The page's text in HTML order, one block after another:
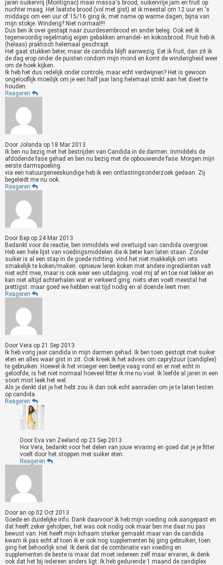
jaren suikervrij (Montignac) maar massa's brood, suikervrije jam en fruit op
nuchter maag. Het laatste brood (vol met gist) at ik meestal om 12 uur en 's
middags om een uur of 15/16 ging ik, met name op warme dagen, bijna van
mijn stokje. Winderig? Niet normaal!!!
Dus ben ik over gestapt naar zuurdesembrood en ander beleg. Ook eet ik
tegenwoordig regelmatig eigen gebakken amandel- en kokosbrood. Fruit heb ik
(helaas) praktisch helemaal geschrapt.
Het gaat stukken beter, maar de candida blijft aanwezig. Eet ik fruit, dan zit ik
de dag erop onder de puisten rondom mijn mond en komt de winderigheid weer
om de hoek kijken.
Ik heb het dus redelijk onder controle, maar echt verdwijnen? Het is gewoon
ongelooflijk moeilijk om je een half jaar lang helemaal strikt aan het dieet te
houden.
Reageren
Door Jolanda op 18 Mar 2013
Ik ben nu bezig met het bestrijden van Candida in de darmen. Inmiddels de
afdodende fase gehad en ben nu bezig met de opbouwende fase. Morgen mijn
eerste darmspoeling.
via een natuurgeneeskundige heb ik een ontlastingsonderzoek gedaan. Zij
begeleidt me nu ook.
Reageren
Door Bep op 24 Mar 2013
Bedankt voor de reactie, ben inmiddels wel overtuigd van candida overgroei.
Heb een hele lijst van voedingsmiddelen die ik beter kan laten staan. Zonder
suiker is al een stap in de goede richting. vind het niet makkelijk om iets
smakelijk te koken/maken. opnieuw leren koken met andere ingrediënten valt
niet echt mee, maar is ook weer een uitdaging. voel mij af en toe niet lekker en
kan niet altijd achterhalen wat er verkeerd ging. niets eten voelt meestal het
prettigst. maar goed we hebben wat tijd nodig en al doende leert men.
Reageren
Door Vera op 21 Sep 2013
Ik heb vorig jaar candida in mijn darmen gehad. Ik ben toen gestopt met suiker
eten en alles waar gist in zit. Ook kreek ik het advies om caprylzuur (candiplex)
te gebruiken. Hoewel ik het vroeger een beetje vaag vond en er niet echt in
geloofde, is het niet normaal hoeveel fitter ik me nu voel. Ik leefde al jaren in een
soort mist leek het wel.
Als je denkt dat je het hebt zou ik dan ook echt aanraden om je te laten testen
op candida.
Reageren
Door Eva van Zeeland op 23 Sep 2013
Hoi Vera, bedankt voor het delen van jouw ervaring en goed dat je je fitter
voelt door het stoppen met suiker eten.
Reageren
Door an op 02 Oct 2013
Goede en duidelijke info. Dank daarvoor! ik heb mijn voeding ook aangepast en
dat heeft zeker geholpen, het was ook nodig ook maar ben me daar nu pas
bewust van. Het heeft mijn lichaam sterker gemaakt maar van de candida
kwam ik pas echt af toen ik er ook nog supplementen bij ging gebruiken, toen
ging het behoorlijk snel. Ik denk dat de combinatie van voeding en
supplementen de beste is maar dat moet iedereen zelf maar ervaren, ik denk
ook dat het bij iedereen anders ligt. Ik heb gedurende 1 maand de candiplex